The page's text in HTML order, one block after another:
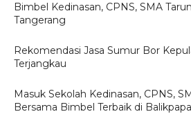
Bimbel Kedinasan, CPNS, SMA
Tangerang
Rekomendasi Jasa Sumur Bor
Terjangkau
Masuk Sekolah Kedinasan, CPNS,
Bersama Bimbel Terbaik di